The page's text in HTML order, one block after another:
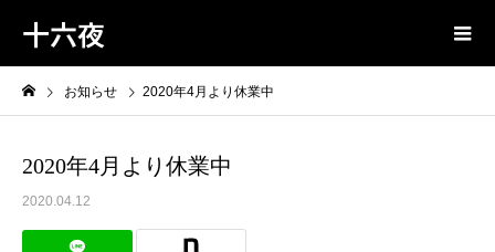
十六夜
お知らせ 2020年4月より休業中
2020年4月より休業中
2020.04.12